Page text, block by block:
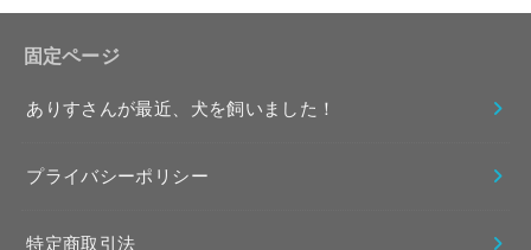
固定ページ
ありすさんが最近、犬を飼いました！
プライバシーポリシー
特定商取引法